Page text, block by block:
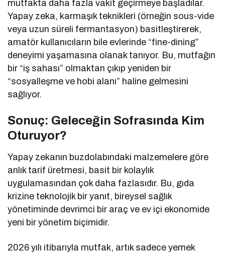
mutfakta daha fazla vakit geçirmeye başladılar.
Yapay zeka, karmaşık teknikleri (örneğin sous-vide
veya uzun süreli fermantasyon) basitleştirerek,
amatör kullanıcıların bile evlerinde “fine-dining”
deneyimi yaşamasına olanak tanıyor. Bu, mutfağın
bir “iş sahası” olmaktan çıkıp yeniden bir
“sosyalleşme ve hobi alanı” haline gelmesini
sağlıyor.
Sonuç: Geleceğin Sofrasında Kim
Oturuyor?
Yapay zekanın buzdolabındaki malzemelere göre
anlık tarif üretmesi, basit bir kolaylık
uygulamasından çok daha fazlasıdır. Bu, gıda
krizine teknolojik bir yanıt, bireysel sağlık
yönetiminde devrimci bir araç ve ev içi ekonomide
yeni bir yönetim biçimidir.
2026 yılı itibarıyla mutfak, artık sadece yemek